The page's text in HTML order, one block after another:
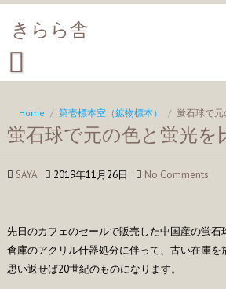
きらら舎
Home / 第壱標本室（鉱物標本） / 蛍石球で
蛍石球で元の色と蛍光を
SAYA 2019年11月26日 No Comments
先日のカフェのセールで販売した中国産の蛍石
倉庫のアクリル什器処分に伴って、古い在庫を
思い返せば20世紀のものになります。